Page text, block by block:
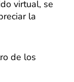
virtual, se
la
de los